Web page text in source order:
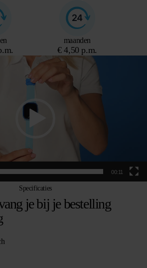
maanden
€ 4,50 p.m.
00:11
Specificaties
je bij je bestelling